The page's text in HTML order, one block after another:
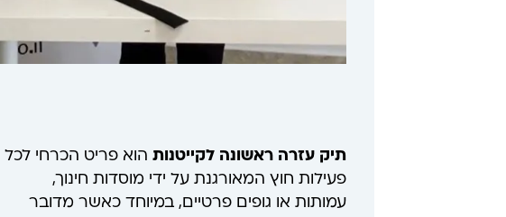
תיק עזרה ראשונה לקייטנות הוא פריט הכרחי לכל
פעילות חוץ המאורגנת על ידי מוסדות חינוך,
עמותות או גופים פרטיים, במיוחד כאשר מדובר